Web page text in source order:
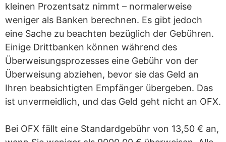
kleinen Prozentsatz nimmt – normalerweise
weniger als Banken berechnen. Es gibt jedoch
eine Sache zu beachten bezüglich der Gebühren.
Einige Drittbanken können während des
Überweisungsprozesses eine Gebühr von der
Überweisung abziehen, bevor sie das Geld an
Ihren beabsichtigten Empfänger übergeben. Das
ist unvermeidlich, und das Geld geht nicht an OFX.
Bei OFX fällt eine Standardgebühr von 13,50 € an,